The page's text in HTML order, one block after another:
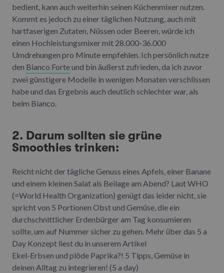
bedient, kann auch weiterhin seinen Küchenmixer nutzen.
Kommt es jedoch zu einer täglichen Nutzung, auch mit
hartfaserigen Zutaten, Nüssen oder Beeren, würde ich
einen Hochleistungsmixer mit 28.000-36.000
Umdrehungen pro Minute empfehlen. Ich persönlich nutze
den Bianco Forteund bin äußerst zufrieden, da ich zuvor
zwei günstigere Modelle in wenigen Monaten verschlissen
habe und das Ergebnis auch deutlich schlechter war, als
beim Bianco.
2. Darum sollten sie grüne
Smoothies trinken:
Reicht nicht der tägliche Genuss eines Apfels, einer Banane
und einem kleinen Salat als Beilage am Abend? Laut WHO
(=World Health Organization) genügt das leider nicht, sie
spricht von 5 Portionen Obst und Gemüse, die ein
durchschnittlicher Erdenbürger am Tag konsumieren
sollte, um auf Nummer sicher zu gehen. Mehr über das 5 a
Day Konzept liest du in unserem Artikel
Ekel-Erbsen und plöde Paprika?! 5 Tipps, Gemüse in
deinen Alltag zu integrieren! (5 a day)